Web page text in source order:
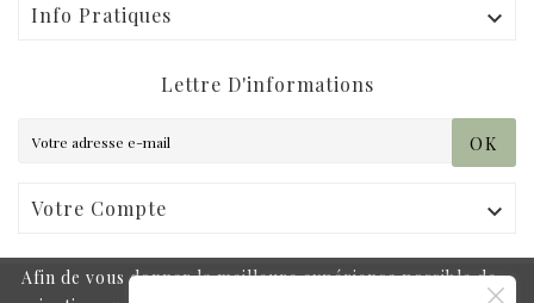
Afin de vous donner la meilleure expérience possible de
Info Pratiques 
Lettre D'informations
OK
Votre Compte 